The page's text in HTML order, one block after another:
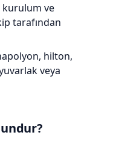
kurulum ve
tarafından
hilton,
veya